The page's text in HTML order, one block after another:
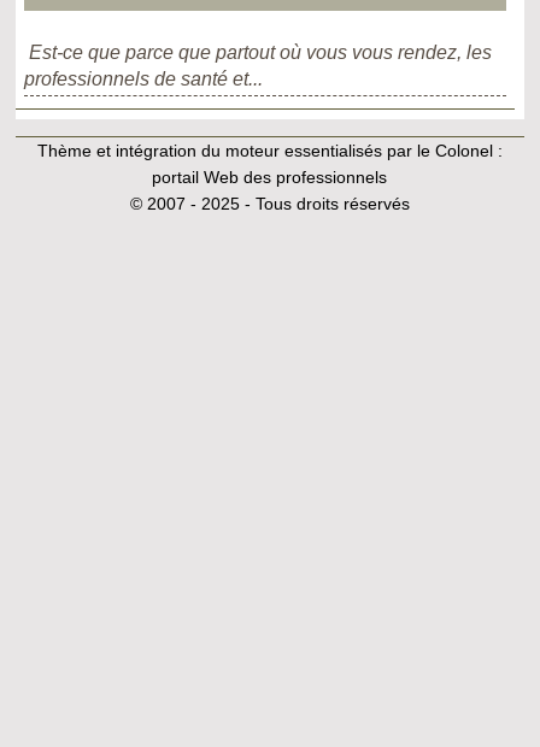
Est-ce que parce que partout où vous vous rendez, les
professionnels de santé et...
Thème et intégration du moteur essentialisés par le Colonel :
portail Web des professionnels
© 2007 - 2025 - Tous droits réservés